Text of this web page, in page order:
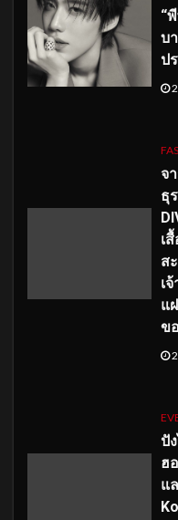
“
บ
ป
2
จ
ธุ
เ
ส
เ
แ
ข
2
ปั
ฮ
แ